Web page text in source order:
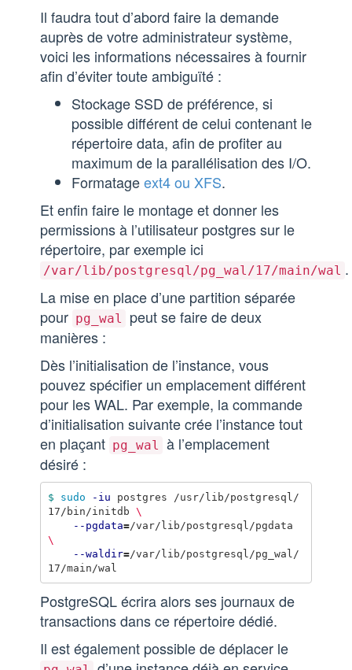
Il faudra tout d’abord faire la demande
auprès de votre administrateur système,
voici les informations nécessaires à fournir
afin d’éviter toute ambiguïté :
Stockage SSD de préférence, si
possible différent de celui contenant le
répertoire data, afin de profiter au
maximum de la parallélisation des I/O.
Formatageext4 ou XFS.
Et enfin faire le montage et donner les
permissions à l’utilisateur postgres sur le
répertoire, par exemple ici
/var/lib/postgresql/pg_wal/17/main/wal .
La mise en place d’une partition séparée
pour pg_wal
peut se faire de deux
manières :
Dès l’initialisation de l’instance, vous
pouvez spécifier un emplacement différent
pour les WAL. Par exemple, la commande
d’initialisation suivante crée l’instance tout
en plaçant pg_wal à l’emplacement
désiré :
$ sudo -iu postgres /usr/lib/postgresql/
17/bin/initdb \
--pgdata=
\
--waldir=/var/lib/postgresql/pg_wal/
PostgreSQL écrira alors ses journaux de
transactions dans ce répertoire dédié.
Il est également possible de déplacer le